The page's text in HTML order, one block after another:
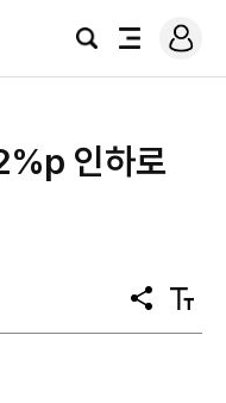
검
전
로
그
인하로
공
유
텍
스